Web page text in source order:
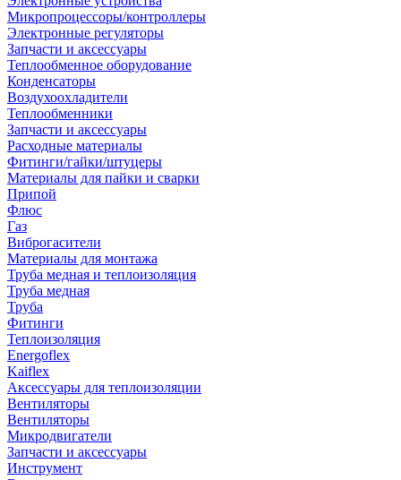
Микропроцессоры/контроллеры
Электронные регуляторы
Запчасти и аксессуары
Теплообменное оборудование
Конденсаторы
Воздухоохладители
Теплообменники
Запчасти и аксессуары
Расходные материалы
Фитинги/гайки/штуцеры
Материалы для пайки и сварки
Припой
Флюс
Газ
Виброгасители
Материалы для монтажа
Труба медная и теплоизоляция
Труба медная
Труба
Фитинги
Теплоизоляция
Energoflex
Kaiflex
Аксессуары для теплоизоляции
Вентиляторы
Вентиляторы
Микродвигатели
Запчасти и аксессуары
Инструмент